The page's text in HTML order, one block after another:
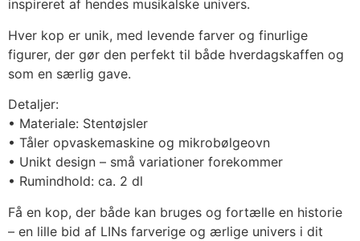
inspireret af hendes musikalske univers.
Hver kop er unik, med levende farver og finurlige
figurer, der gør den perfekt til både hverdagskaffen og
som en særlig gave.
Detaljer:
• Materiale: Stentøjsler
• Tåler opvaskemaskine og mikrobølgeovn
• Unikt design – små variationer forekommer
• Rumindhold: ca. 2 dl
Få en kop, der både kan bruges og fortælle en historie
– en lille bid af LINs farverige og ærlige univers i dit